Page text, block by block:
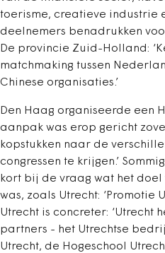
toerisme, creatieve industrie
deelnemers benadrukken
De provincie Zuid-Holland:
matchmaking tussen
Chinese organisaties.’
Den Haag organiseerde een
aanpak was erop gericht
kopstukken naar de
congressen te krijgen.’
kort bij de vraag wat het doel
was, zoals Utrecht: ‘Promotie
Utrecht is concreter: ‘Utrecht
partners - het Utrechtse
Utrecht, de Hogeschool